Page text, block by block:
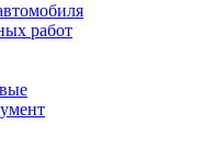
работ